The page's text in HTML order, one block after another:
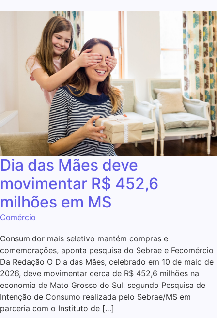
Dia das Mães deve
movimentar R$ 452,6
milhões em MS
Comércio
Consumidor mais seletivo mantém compras e
comemorações, aponta pesquisa do Sebrae e Fecomércio
Da Redação O Dia das Mães, celebrado em 10 de maio de
2026, deve movimentar cerca de R$ 452,6 milhões na
economia de Mato Grosso do Sul, segundo Pesquisa de
Intenção de Consumo realizada pelo Sebrae/MS em
parceria com o Instituto de […]